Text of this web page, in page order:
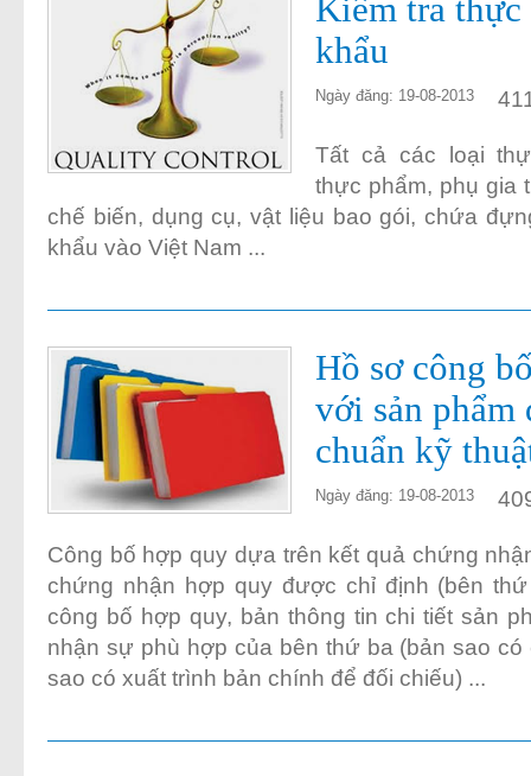
Kiểm tra thực
khẩu
Ngày đăng: 19-08-2013
Tất cả các loại
thực phẩm, phụ gia
chế biến, dụng cụ, vật liệu bao gói, chứa
khẩu vào Việt Nam ...
Hồ sơ công
với sản phẩm
chuẩn kỹ
Ngày đăng: 19-08-2013
Công bố hợp quy dựa trên kết quả chứng
chứng nhận hợp quy được chỉ định (bên
công bố hợp quy, bản thông tin chi tiết sản
nhận sự phù hợp của bên thứ ba (bản sao
sao có xuất trình bản chính để đối chiếu) ...